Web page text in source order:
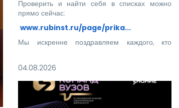
Проверить и найти себя в списках можно
прямо сейчас:
www.rubinst.ru/page/prika...
Мы искренне поздравляем каждого, кто
04.08.2026